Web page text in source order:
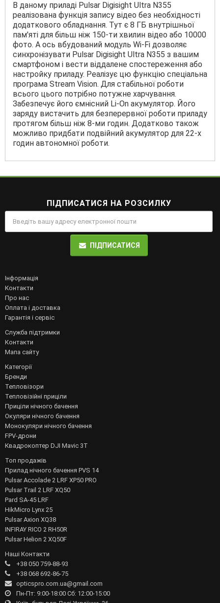
В даному приладі Pulsar Digisight Ultra N355
реалізована функція запису відео без необхідності
додаткового обладнання. Тут є 8 ГБ внутрішньої
пам'яті для більш ніж 150-ти хвилин відео або 10000
фото. А ось вбудований модуль Wi-Fi дозволяє
синхронізувати Pulsar Dіgіѕіght Ultrа N355 з вашим
смартфоном і вести віддалене спостереження або
настройку приладу. Реалізує цю функцію спеціальна
програма Stream Vision. Для стабільної роботи
всього цього потрібно потужне харчування.
Забезпечує його ємнісний Li-On акумулятор. Його
заряду вистачить для безперервної роботи приладу
протягом більш ніж 8-ми годин. Додатково також
можливо придбати подвійний акумулятор для 22-х
годин автономної роботи.
ПІДПИСАТИСЯ НА РОЗСИЛКУ
ПІДПИСАТИСЯ
Інформація
Контакти
Про нас
Оплата і доставка
Гарантія і сервіс
Служба підтримки
Контакти
Мапа сайту
Категорії
Бренди
Тепловізори
Тепловізійні приціли
Приціли нічного бачення
Окуляри нічного бачення
Монокуляри нічного бачення
FPV-дрони
Квадрокоптер DJI Mavic 3T
Топ продажів
Прилад нічного бачення PVS 14
Pulsar Accolade 2 LRF XP50 PRO
Pulsar Trail 2 LRF XQ50
Pard SA-45 LRF
HikMicro Lynx 25
Pulsar Axion XQ38
INFIRAY RICO 2 RH50R
Pulsar Helion 2 XQ50F
Наші Контакти
+38 050 759-88-93
+38 068 692-86-75
opticspro.com.ua@gmail.com
Пн-Пт: 9:00-18:00 Сб: 12:00-15:00